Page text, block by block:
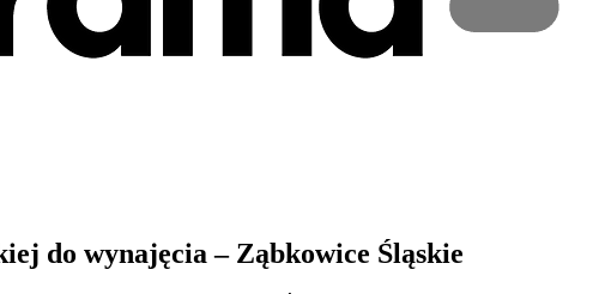
do wynajęcia – Ząbkowice Śląskie